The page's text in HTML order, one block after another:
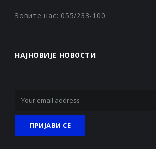
Зовите нас: 055/233-100
НАЈНОВИЈЕ НОВОСТИ